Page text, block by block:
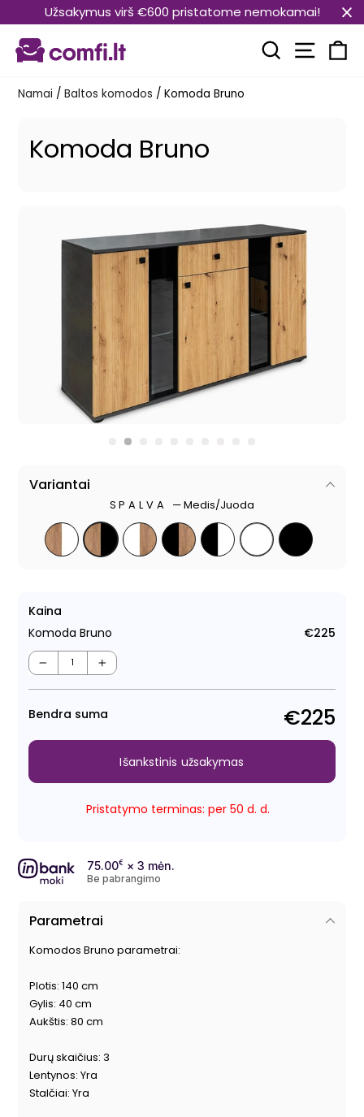
prie
turinio
Užsakymus virš €600 pristatome nemokamai!
Paieška
Namai / Baltos komodos / Komoda Bruno
Komoda Bruno
Variantai
SPALVA —Medis/Juoda
Kaina
Komoda Bruno
€225
− +
Bendra suma €225
Pristatymo terminas: per 50 d. d.
Išankstinis užsakymas
75.00€ × 3 mėn.
Be pabrangimo
Parametrai
Komodos Bruno parametrai:
Plotis: 140 cm
Gylis: 40 cm
Aukštis: 80 cm
Durų skaičius: 3
Lentynos: Yra
Stalčiai: Yra